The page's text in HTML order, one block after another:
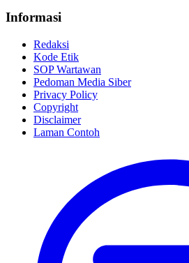
Informasi
Redaksi
Kode Etik
SOP Wartawan
Pedoman Media Siber
Privacy Policy
Copyright
Disclaimer
Laman Contoh